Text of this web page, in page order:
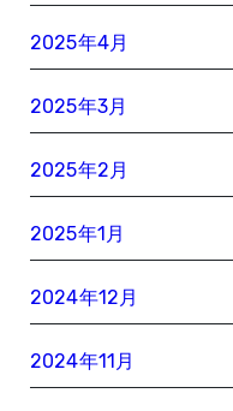
2025年4月
2025年3月
2025年2月
2025年1月
2024年12月
2024年11月